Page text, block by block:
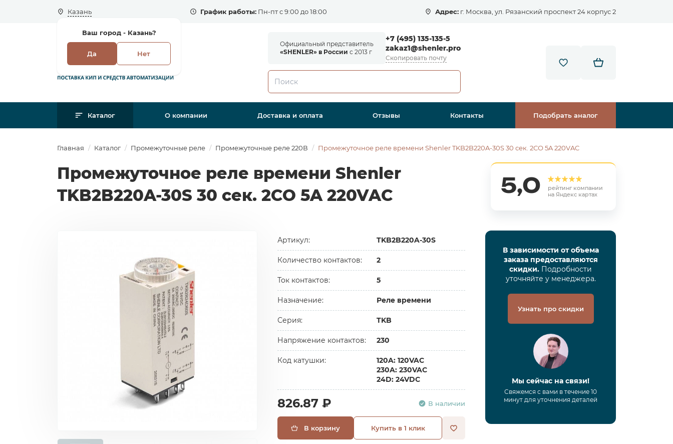
Казань
Ваш город - Казань?
Да Нет
График работы:Пн-пт с 9:00 до 18:00 Адрес: г. Москва, ул. Рязанский проспект 24 корпус 2
Официальный представитель
«SHENLER» в России с 2013 г
+7 (495) 135-135-5
zakaz1@shenler.pro
Скопировать почту
Каталог О компании Доставка и оплата Отзывы Контакты Подобрать аналог
Главная Каталог Промежуточные реле Промежуточные реле 220В Промежуточное реле времени Shenler TKB2B220A-30S 30 сек. 2СО 5A 220VAC
Промежуточное реле времени Shenler
TKB2B220A-30S 30 сек. 2СО 5A 220VAC
5,0
рейтинг компании
на Яндекс картах
Артикул: TKB2B220A-30S
Количество контактов: 2
Ток контактов: 5
Назначение: Реле времени
Серия: TKB
Напряжение контактов: 230
Код катушки:
120A: 120VAC
230A: 230VAC
24D: 24VDC
826.87 ₽ В наличии
В корзину Купить в 1 клик
В зависимости от объема
заказа предоставляются
скидки. Подробности
уточняйте у менеджера.
Узнать про скидки
Мы сейчас на связи!
Свяжемся с вами в течение 10
минут для уточнения деталей